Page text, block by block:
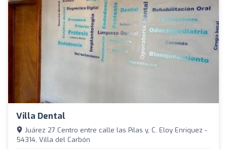
Villa Dental
Juárez 27 Centro entre calle las Pilas y, C. Eloy Enriquez -
54314, Villa del Carbón